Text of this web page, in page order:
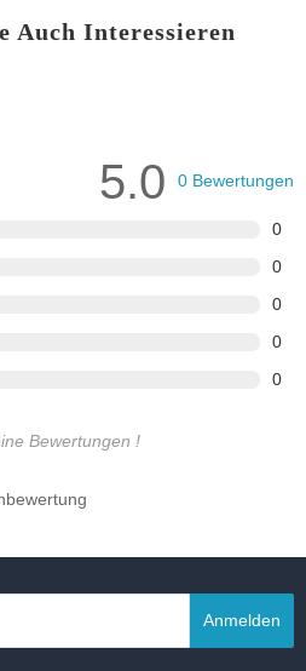
Auch Interessieren
0
0
0
0
0
5.0 0 Bewertungen
Bewertungen !
Anmelden